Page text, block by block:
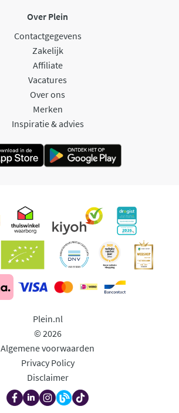
Over Plein
Contactgegevens
Zakelijk
Affiliate
Vacatures
Over ons
Merken
Inspiratie & advies
Plein.nl
© 2026
Algemene voorwaarden
Privacy Policy
Disclaimer